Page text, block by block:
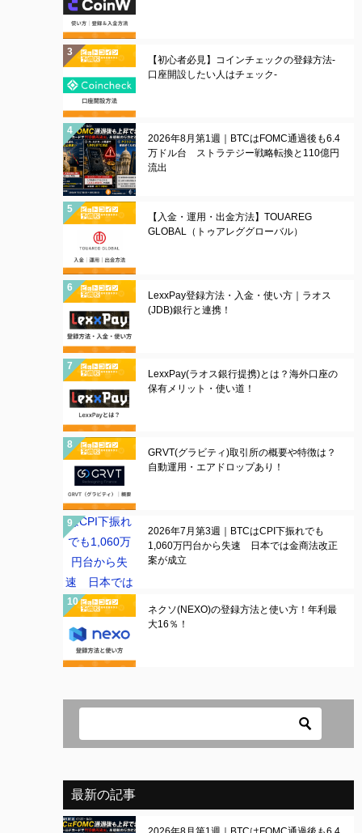
【初心者必見】コインチェックの登録方法-
口座開設したい人はチェック-
2026年8月第1週｜BTCはFOMC通過後も6.4
万ドル台 ストラテジー戦略転換と110億円
流出
【入金・運用・出金方法】TOUAREG
GLOBAL（トゥアレググローバル）
LexxPay登録方法・入金・使い方｜ラオス
(JDB)銀行と連携！
LexxPay(ラオス銀行提携)とは？海外口座の
保有メリット・使い道！
GRVT(グラビティ)取引所の概要や特徴は？
自動運用・エアドロップあり！
2026年7月第3週｜BTCはCPI下振れでも
1,060万円台から失速 日本では金商法改正
案が成立
ネクソ(NEXO)の登録方法と使い方！年利最
大16％！
最新の記事